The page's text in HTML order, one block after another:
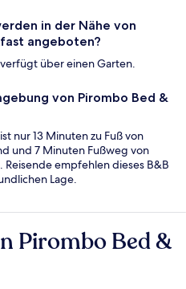
in der Nähe von
angeboten?
über einen Garten.
von Pirombo Bed &
nur 13 Minuten zu Fuß von
und 7 Minuten Fußweg von
Reisende empfehlen dieses B&B
Lage.
Pirombo Bed &